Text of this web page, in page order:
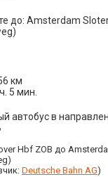
до: Amsterdam
км
5 мин.
автобус в
Hbf ZOB до
Deutsche Bahn AG)